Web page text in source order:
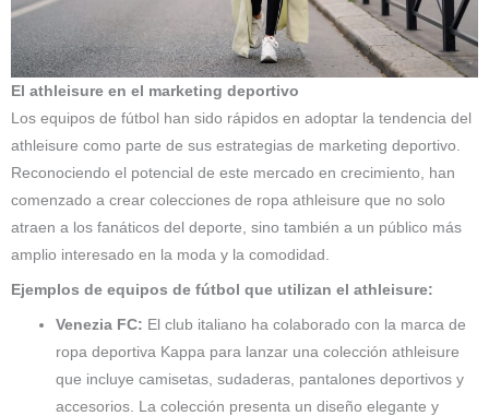
El athleisure en el marketing deportivo
Los equipos de fútbol han sido rápidos en adoptar la tendencia del
athleisure como parte de sus estrategias de marketing deportivo.
Reconociendo el potencial de este mercado en crecimiento, han
comenzado a crear colecciones de ropa athleisure que no solo
atraen a los fanáticos del deporte, sino también a un público más
amplio interesado en la moda y la comodidad.
Ejemplos de equipos de fútbol que utilizan el athleisure:
Venezia FC: El club italiano ha colaborado con la marca de
ropa deportiva Kappa para lanzar una colección athleisure
que incluye camisetas, sudaderas, pantalones deportivos y
accesorios. La colección presenta un diseño elegante y